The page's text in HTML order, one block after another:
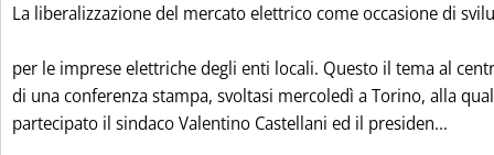
La liberalizzazione del mercato elettrico come occasione di
per le imprese elettriche degli enti locali. Questo il tema al
di una conferenza stampa, svoltasi mercoledì a Torino, alla
partecipato il sindaco Valentino Castellani ed il presiden...